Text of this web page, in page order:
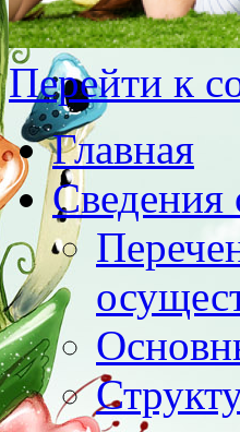
Перейти к
Главная
Сведения